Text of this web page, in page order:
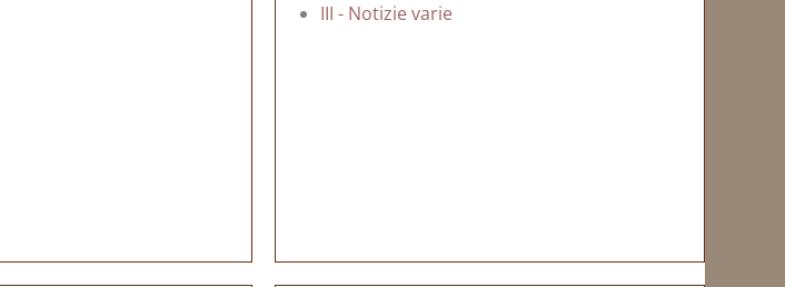
III - Notizie varie